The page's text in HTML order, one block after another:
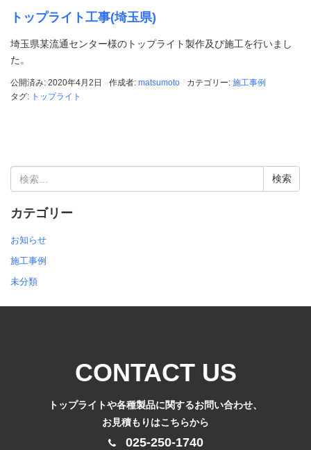
トップライト工事(埼玉県)
埼玉県某流通センター様のトップライト製作及び施工を行いまし
た。
公開済み: 2020年4月2日 作成者: matsumoto カテゴリー: 施工事例
タグ: トップライト
索:
カテゴリー
お知らせ
施工事例
未分類
CONTACT US
トップライトや各種製品に関するお問い合わせ、
お見積もりはこちらから
025-250-1740